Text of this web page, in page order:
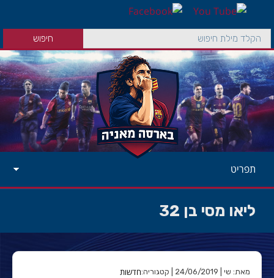
תפריט
ליאו מסי בן 32
מאת: שי | 24/06/2019 | קטגוריה: חדשות